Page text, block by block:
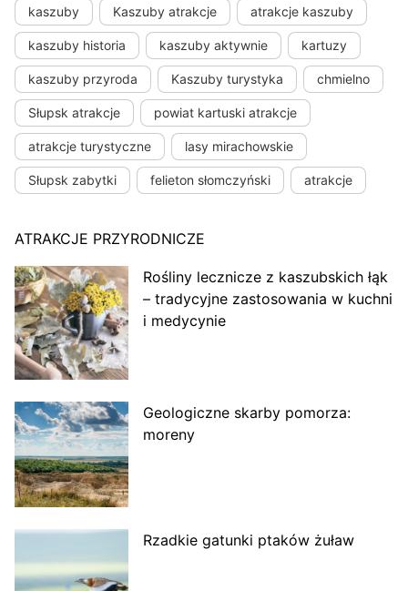
kaszuby Kaszuby atrakcje atrakcje kaszuby
kaszuby historia kaszuby aktywnie kartuzy
kaszuby przyroda Kaszuby turystyka chmielno
Słupsk atrakcje powiat kartuski atrakcje
atrakcje turystyczne lasy mirachowskie
Słupsk zabytki felieton słomczyński atrakcje
ATRAKCJE PRZYRODNICZE
Rośliny lecznicze z kaszubskich łąk
– tradycyjne zastosowania w kuchni
i medycynie
Geologiczne skarby pomorza:
moreny
Rzadkie gatunki ptaków żuław